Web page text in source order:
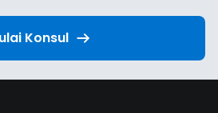
Konsul